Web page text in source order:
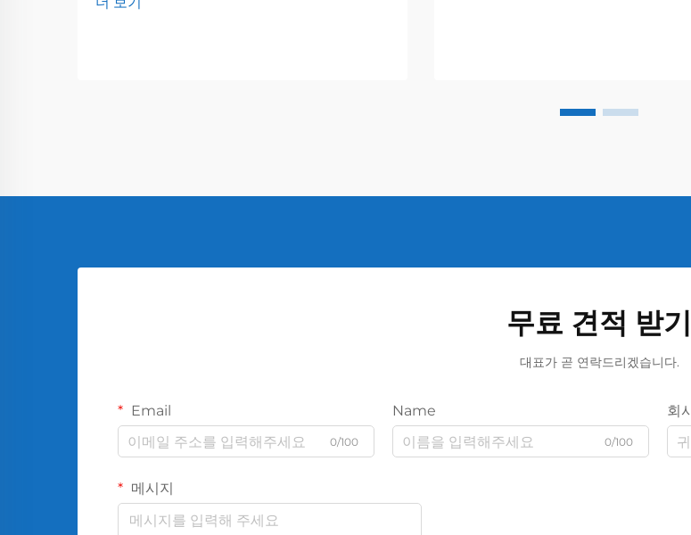
무료 견적 받기
대표가 곧 연락드리겠습니다.
Email
0/100
Name
0/100
회
메시지